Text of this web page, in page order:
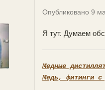
Опубликовано 9
Я тут. Думаем
Медные
Медь, фитинги с